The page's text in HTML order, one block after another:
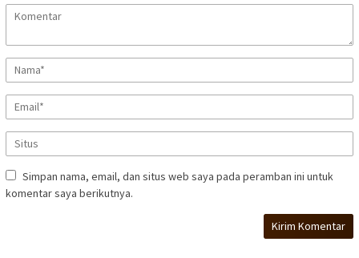
Simpan nama, email, dan situs web saya pada peramban ini untuk
komentar saya berikutnya.